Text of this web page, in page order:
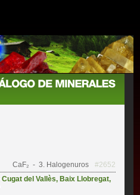
CaF₂ - 3. Halogenuros
#2652
Cugat del Vallès, Baix Llobregat,